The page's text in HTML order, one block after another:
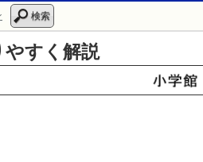
検索
すく解説